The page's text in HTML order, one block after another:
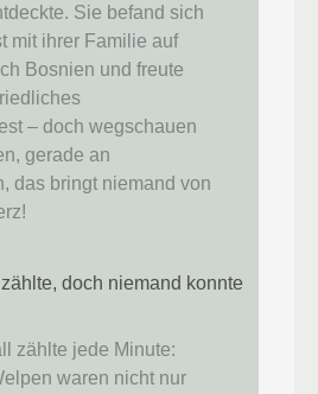
Sie befand sich
mit ihrer Familie auf
Bosnien und freute
– doch wegschauen
gerade an
das bringt niemand von
doch niemand konnte
zählte jede Minute:
waren nicht nur